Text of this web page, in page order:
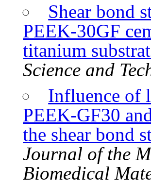
Shear bond
PEEK-30GF
titanium
Science and
Influence of
PEEK-GF30
the shear bond
Journal of the
Biomedical